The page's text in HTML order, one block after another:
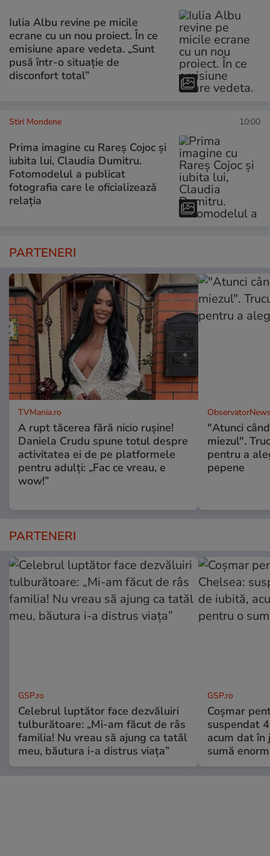
Iulia Albu revine pe micile
ecrane cu un nou proiect. În ce
emisiune apare vedeta. „Sunt
pusă într-o situație de
disconfort total”
Stiri Mondene 10:00
Prima imagine cu Rareș Cojoc și
iubita lui, Claudia Dumitru.
Fotomodelul a publicat
fotografia care le oficializează
relația
PARTENERI
TVMania.ro
A rupt tăcerea fără nicio rușine!
Daniela Crudu spune totul despre
activitatea ei de pe platformele
pentru adulți: „Fac ce vreau, e
wow!”
"Atunci
miezul".
pentru a
pepene
PARTENERI
GSP.ro
Celebrul luptător face dezvăluiri
tulburătoare: „Mi-am făcut de râs
familia! Nu vreau să ajung ca tatăl
meu, băutura i-a distrus viața”
GSP.ro
Coșmar
suspendat
acum dat în
sumă